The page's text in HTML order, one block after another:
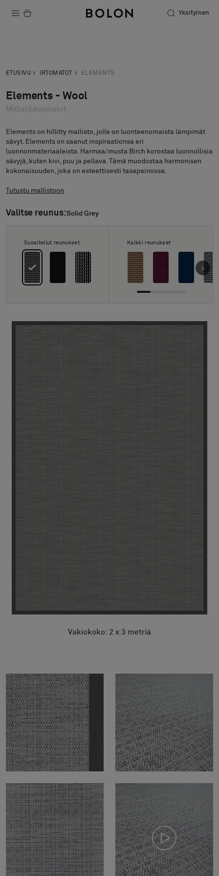
Yksityinen
Kestävä kehitys
Asennus
Puhdistus
Yhteistyötä suunnittelijoiden kanssa
Stories
Valitse maa
ETUSIVU IRTOMATOT ELEMENTS
Elements - Wool
Mittatilausmatot
Elements on hillitty mallisto, jolle on luonteenomaista lämpimät
sävyt. Elements on saanut inspiraationsa eri
luonnonmateriaaleista. Harmaa/musta Birch korostaa luonnollisia
sävyjä, kuten kivi, puu ja pellava. Tämä muodostaa harmonisen
kokonaisuuden, joka on esteettisesti tasapainossa.
Tutustu mallistoon
Valitse reunus:Solid Grey
Solid Grey
Suositellut reunukset Kaikki reunukset
Vakiokoko: 2 x 3 metriä